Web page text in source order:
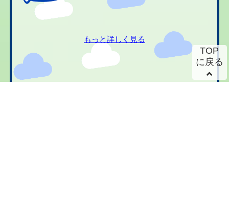
もっと詳しく見る
TOP
に戻る